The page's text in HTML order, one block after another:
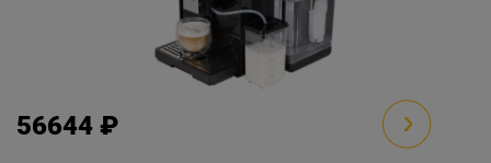
56644 ₽